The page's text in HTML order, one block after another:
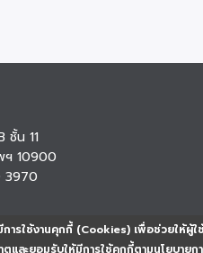
รใช้งานคุกกี้ (Cookies) เพื่อช่วยให้ผู้
ตและยอมรับให้มีการใช้คุกกี้ตามนโยบา
ชั้น 11
ฯ 10900
3970